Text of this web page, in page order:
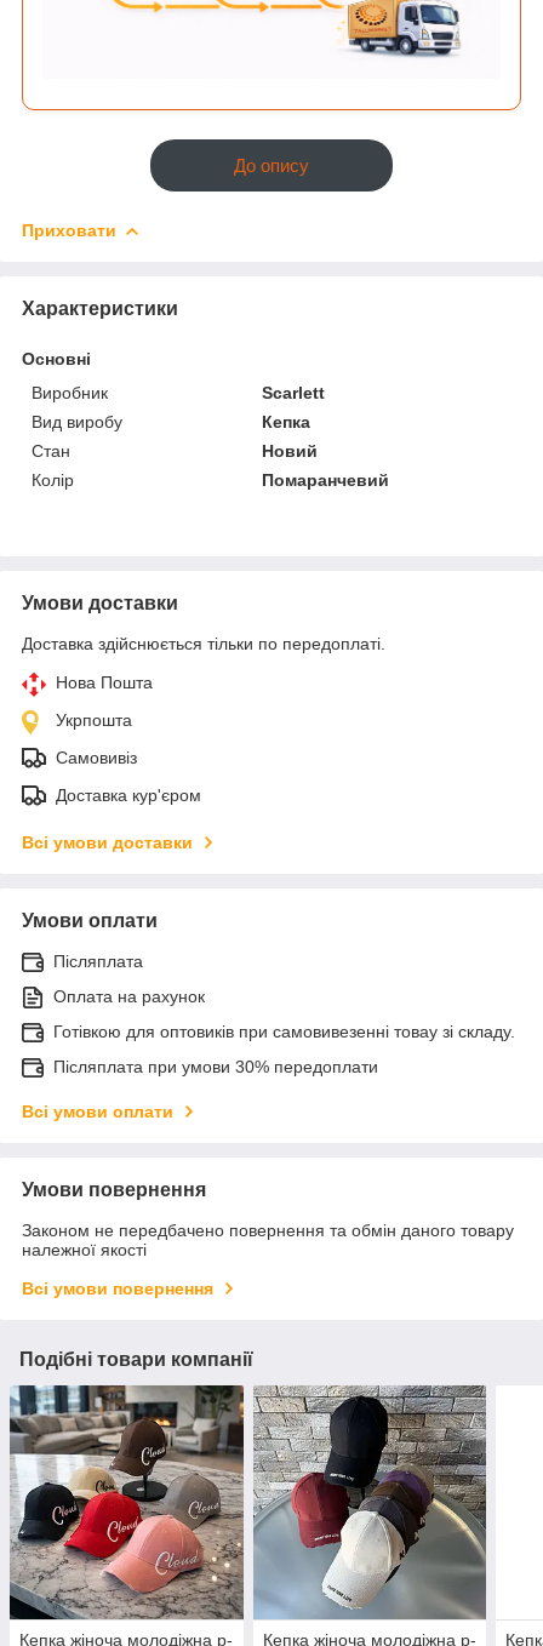
До опису
Приховати
Характеристики
Основні
Виробник
Scarlett
Вид виробу
Кепка
Стан
Новий
Колір
Помаранчевий
Умови доставки
Доставка здійснюється тільки по передоплаті.
Нова Пошта
Укрпошта
Самовивіз
Доставка кур'єром
Всі умови доставки
Умови оплати
Післяплата
Оплата на рахунок
Готівкою для оптовиків при самовивезенні товау зі складу.
Післяплата при умови 30% передоплати
Всі умови оплати
Умови повернення
Законом не передбачено повернення та обмін даного товару
належної якості
Всі умови повернення
Подібні товари компанії
Кепка жіноча молодіжна р-
Кепка жіноча молодіжна р-